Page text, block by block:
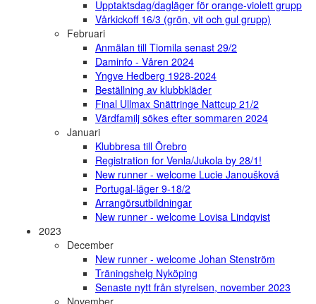
Upptaktsdag/dagläger för orange-violett grupp
Vårkickoff 16/3 (grön, vit och gul grupp)
Februari
Anmälan till Tiomila senast 29/2
Daminfo - Våren 2024
Yngve Hedberg 1928-2024
Beställning av klubbkläder
Final Ullmax Snättringe Nattcup 21/2
Värdfamilj sökes efter sommaren 2024
Januari
Klubbresa till Örebro
Registration for Venla/Jukola by 28/1!
New runner - welcome Lucie Janoušková
Portugal-läger 9-18/2
Arrangörsutbildningar
New runner - welcome Lovisa Lindqvist
2023
December
New runner - welcome Johan Stenström
Träningshelg Nyköping
Senaste nytt från styrelsen, november 2023